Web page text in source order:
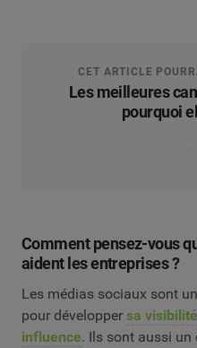
CET ARTICLE
Les meilleures
pourquoi
Comment pensez-vous
aident les entreprises ?
Les médias sociaux sont
pour développer sa visibilité
influence. Ils sont aussi un